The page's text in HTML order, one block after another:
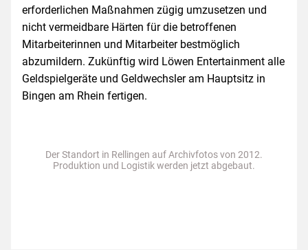
Der Standort in Rellingen auf Archivfotos von 2012.
Produktion und Logistik werden jetzt abgebaut.
erforderlichen Maßnahmen zügig umzusetzen und
nicht vermeidbare Härten für die betroffenen
Mitarbeiterinnen und Mitarbeiter bestmöglich
abzumildern. Zukünftig wird Löwen Entertainment alle
Geldspielgeräte und Geldwechsler am Hauptsitz in
Bingen am Rhein fertigen.